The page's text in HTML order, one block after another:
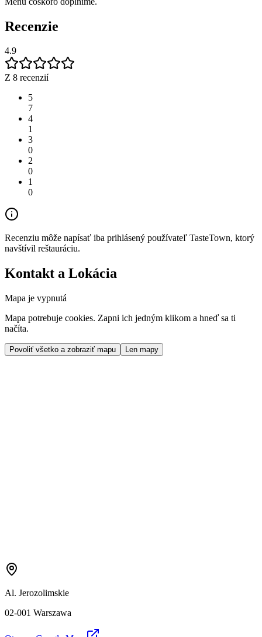
Recenzie
4.9
Z 8 recenzií
5
7
4
1
3
0
2
0
1
0
Recenziu môže napísať iba prihlásený používateľ TasteTown, ktorý
navštívil reštauráciu.
Kontakt a Lokácia
Mapa je vypnutá
Mapa potrebuje cookies. Zapni ich jedným klikom a hneď sa ti
načíta.
Povoliť všetko a zobraziť mapu Len mapy
Al. Jerozolimskie
02-001 Warszawa